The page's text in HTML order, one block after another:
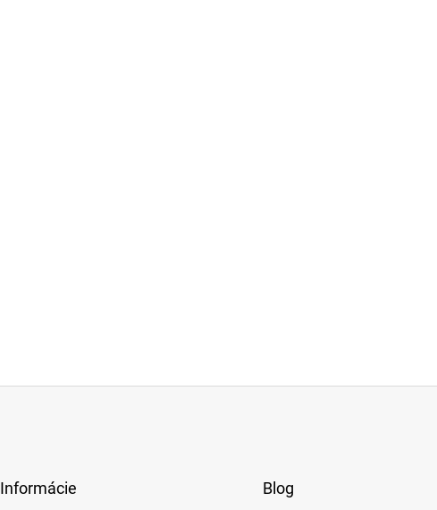
Informácie Blog